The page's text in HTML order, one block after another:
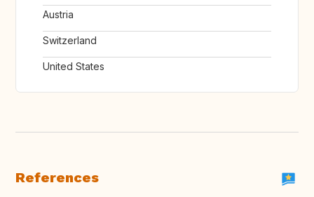
Austria
Switzerland
United States
References